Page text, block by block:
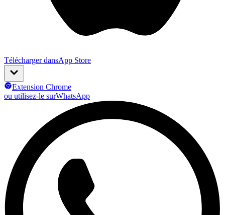
Télécharger dansApp Store
Extension Chrome
ou utilisez-le surWhatsApp